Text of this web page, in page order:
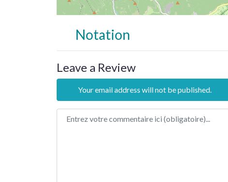
Notation
Leave a Review
Your email address will not be published.
Review text